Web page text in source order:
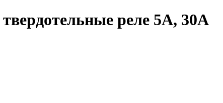
реле 5А, 30А